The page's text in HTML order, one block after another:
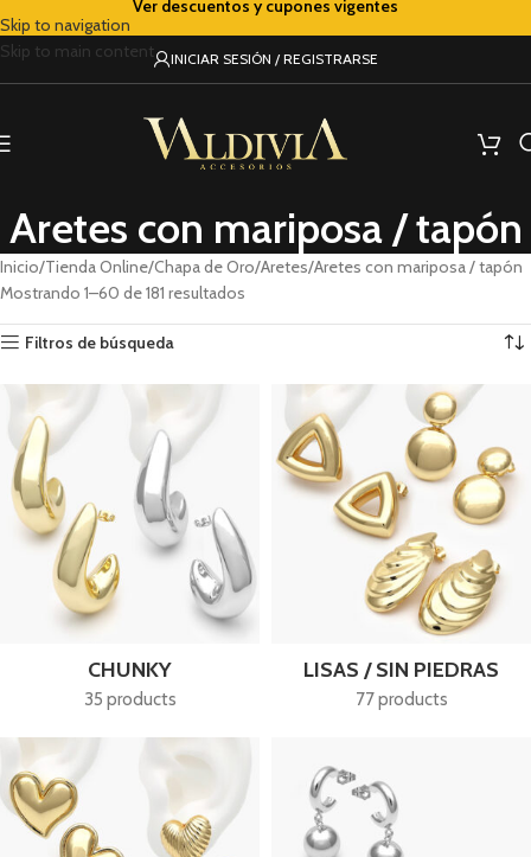
Skip to navigation
Skip to main content
Ver descuentos y cupones vigentes
INICIAR SESIÓN / REGISTRARSE
Aretes con mariposa / tapón
Inicio Tienda Online Chapa de Oro Aretes Aretes con mariposa / tapón
Mostrando 1–60 de 181 resultados
Filtros de búsqueda
CHUNKY
35 products
LISAS / SIN PIEDRAS
77 products